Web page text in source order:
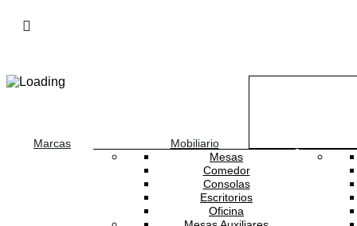
Marcas
Mobiliario
Mesas
Comedor
Consolas
Escritorios
Oficina